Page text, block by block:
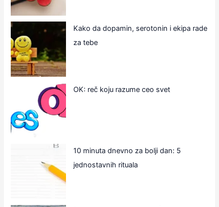
Kako da dopamin, serotonin i ekipa rade
za tebe
OK: reč koju razume ceo svet
10 minuta dnevno za bolji dan: 5
jednostavnih rituala